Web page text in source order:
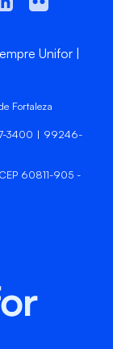
Unifor
Fortaleza
3400 | 99246-
60811-905 -